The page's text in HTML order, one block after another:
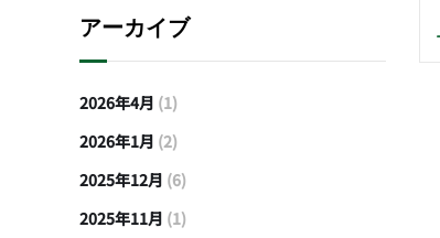
アーカイブ
2026年4月 (1)
2026年1月 (2)
2025年12月 (6)
2025年11月 (1)